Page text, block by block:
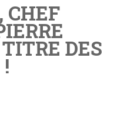
CHEF
DES